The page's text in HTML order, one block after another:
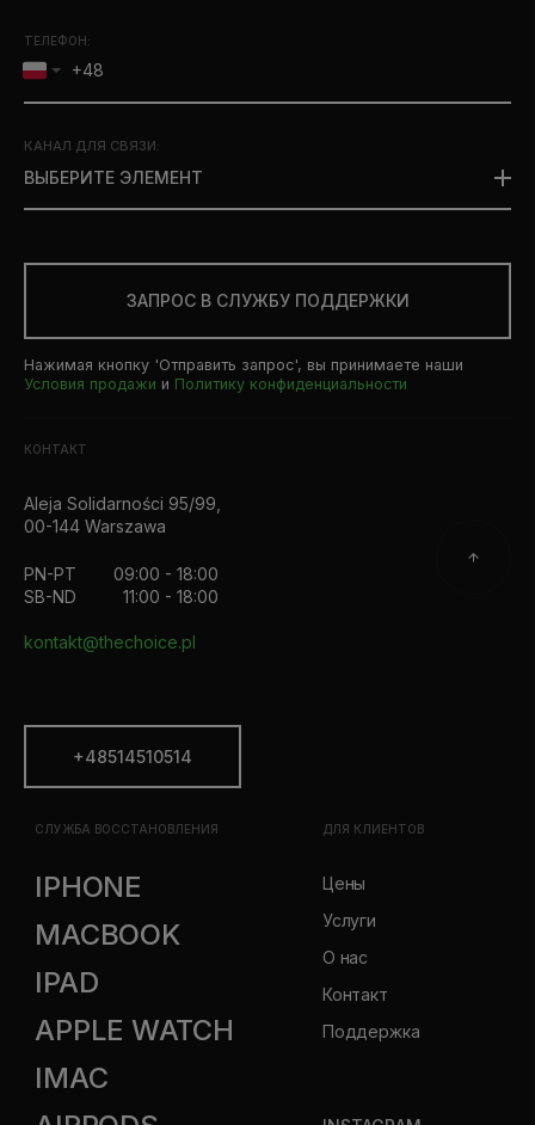
ТЕЛЕФОН:
КАНАЛ ДЛЯ СВЯЗИ:
ВЫБЕРИТЕ ЭЛЕМЕНТ
ЗАПРОС В СЛУЖБУ ПОДДЕРЖКИ
Нажимая кнопку 'Отправить запрос', вы принимаете наши
Условия продажи и Политику конфиденциальности
КОНТАКТ
Aleja Solidarności 95/99,
00-144 Warszawa
PN-PT
09:00 - 18:00
SB-ND
11:00 - 18:00
kontakt@thechoice.pl
+48514510514
СЛУЖБА ВОССТАНОВЛЕНИЯ
IPHONE
MACBOOK
IPAD
APPLE WATCH
IMAC
ДЛЯ КЛИЕНТОВ
Цены
Услуги
О нас
Контакт
Поддержка